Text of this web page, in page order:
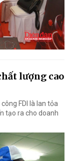
lượng cao
FDI là lan tỏa
tạo ra cho doanh